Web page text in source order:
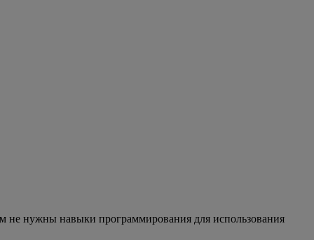
не нужны навыки программирования для использования